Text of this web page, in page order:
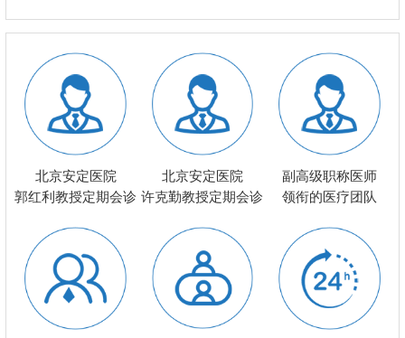
北京安定医院
郭红利教授定期会诊
北京安定医院
许克勤教授定期会诊
副高级职称医师
领衔的医疗团队